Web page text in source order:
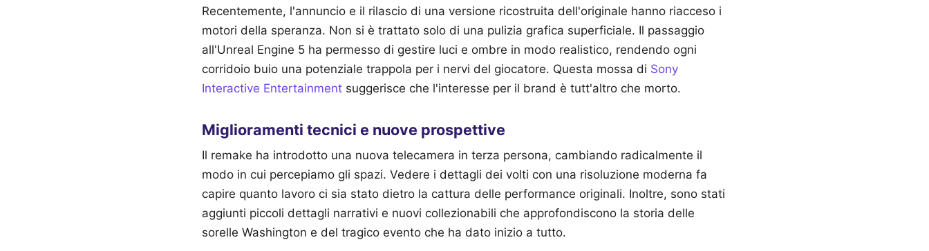
Recentemente, l'annuncio e il rilascio di una versione ricostruita dell'originale hanno riacceso i
motori della speranza. Non si è trattato solo di una pulizia grafica superficiale. Il passaggio
all'Unreal Engine 5 ha permesso di gestire luci e ombre in modo realistico, rendendo ogni
corridoio buio una potenziale trappola per i nervi del giocatore. Questa mossa di Sony
Interactive Entertainment suggerisce che l'interesse per il brand è tutt'altro che morto.
Miglioramenti tecnici e nuove prospettive
Il remake ha introdotto una nuova telecamera in terza persona, cambiando radicalmente il
modo in cui percepiamo gli spazi. Vedere i dettagli dei volti con una risoluzione moderna fa
capire quanto lavoro ci sia stato dietro la cattura delle performance originali. Inoltre, sono stati
aggiunti piccoli dettagli narrativi e nuovi collezionabili che approfondiscono la storia delle
sorelle Washington e del tragico evento che ha dato inizio a tutto.